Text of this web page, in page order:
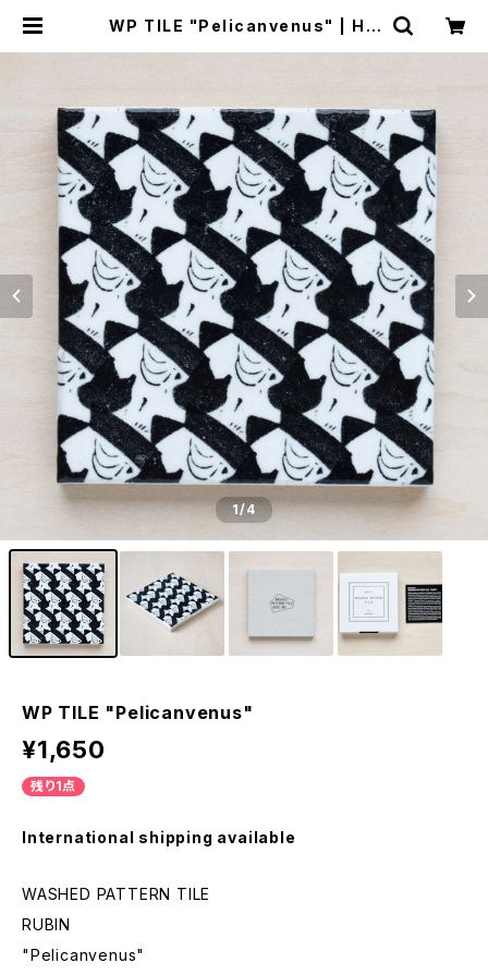
WP TILE "Pelicanvenus" | HA
1/4
WP TILE "Pelicanvenus"
¥1,650
残り1点
International shipping available
WASHED PATTERN TILE
RUBIN
"Pelicanvenus"